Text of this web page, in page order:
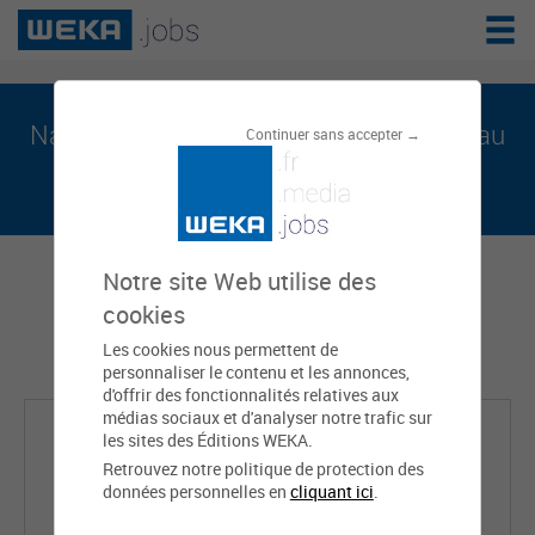
Continuer sans accepter →
Notre site Web utilise des
cookies
Les cookies nous permettent de
personnaliser le contenu et les annonces,
d'offrir des fonctionnalités relatives aux
médias sociaux et d'analyser notre trafic sur
les sites des Éditions WEKA.
Retrouvez notre politique de protection des
données personnelles en cliquant ici.
Naye N’DIAYE est sur weka.jobs, le réseau
de l'emploi public